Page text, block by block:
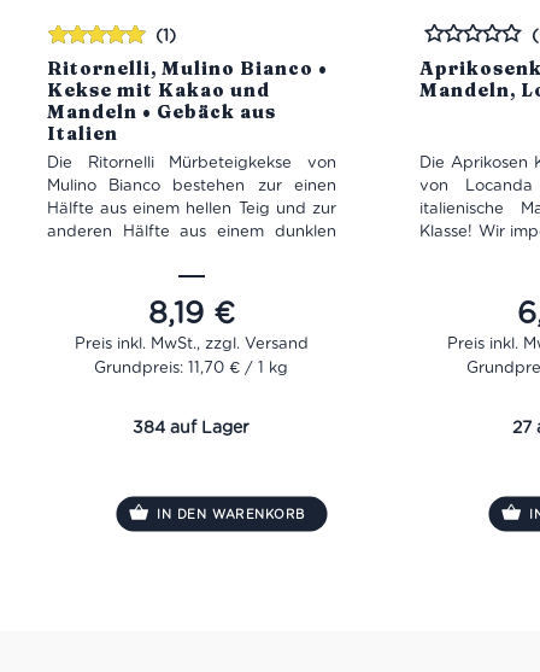
Ritornelli, Mulino Bianco •
Kekse mit Kakao und
Mandeln • Gebäck aus
Italien
(1)
Die Ritornelli Mürbeteigkekse von
Mulino Bianco bestehen zur einen
Hälfte aus einem hellen Teig und zur
anderen Hälfte aus einem dunklen
bestehen zum Einen aus Kakao und
zum Anderen aus Mandeln. Diese
Zutaten-Kombination macht die
Ritornelli Kekse nicht nur farblich zu
einem Highlight, sondern auch
Snack zwischendurch. Hergestellt in
8,19 €
Bewertet
mit5.00von
5
Grundpreis: 11,70 € / 1 kg
384 auf Lager
IN DEN WARENKORB
Mandeln,
Bewertet
Die Aprikosen
von
italienische
Klasse! Wir
Konfitüre fällt
darin
durch den
von Zucker
in Form einer
27